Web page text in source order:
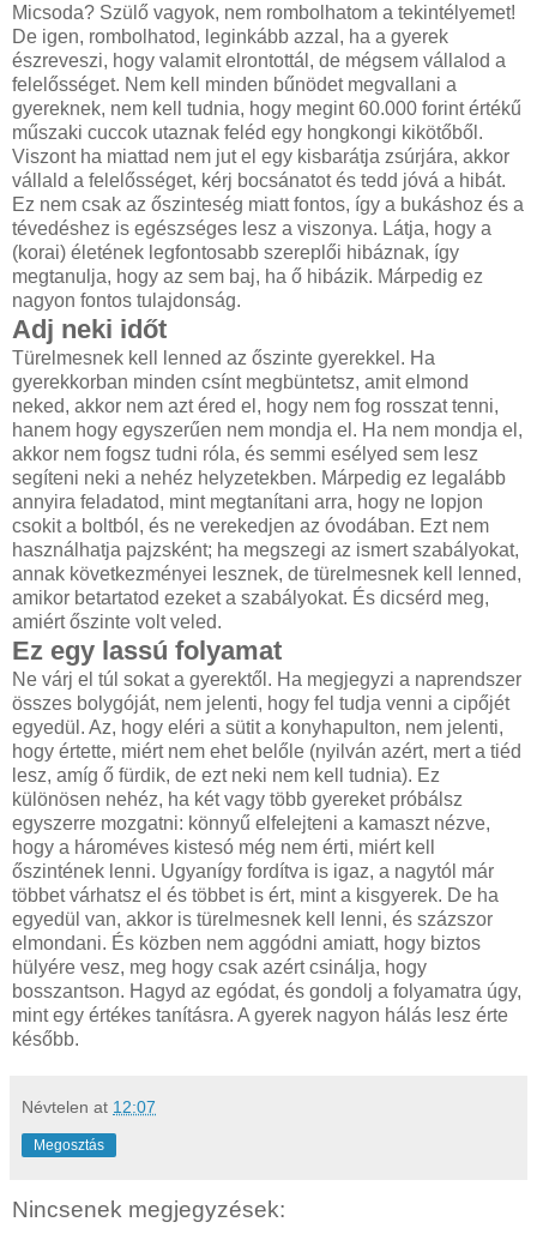
Micsoda? Szülő vagyok, nem rombolhatom a tekintélyemet!
De igen, rombolhatod, leginkább azzal, ha a gyerek
észreveszi, hogy valamit elrontottál, de mégsem vállalod a
felelősséget. Nem kell minden bűnödet megvallani a
gyereknek, nem kell tudnia, hogy megint 60.000 forint értékű
műszaki cuccok utaznak feléd egy hongkongi kikötőből.
Viszont ha miattad nem jut el egy kisbarátja zsúrjára, akkor
vállald a felelősséget, kérj bocsánatot és tedd jóvá a hibát.
Ez nem csak az őszinteség miatt fontos, így a bukáshoz és a
tévedéshez is egészséges lesz a viszonya. Látja, hogy a
(korai) életének legfontosabb szereplői hibáznak, így
megtanulja, hogy az sem baj, ha ő hibázik. Márpedig ez
nagyon fontos tulajdonság.
Adj neki időt
Türelmesnek kell lenned az őszinte gyerekkel. Ha
gyerekkorban minden csínt megbüntetsz, amit elmond
neked, akkor nem azt éred el, hogy nem fog rosszat tenni,
hanem hogy egyszerűen nem mondja el. Ha nem mondja el,
akkor nem fogsz tudni róla, és semmi esélyed sem lesz
segíteni neki a nehéz helyzetekben. Márpedig ez legalább
annyira feladatod, mint megtanítani arra, hogy ne lopjon
csokit a boltból, és ne verekedjen az óvodában. Ezt nem
használhatja pajzsként; ha megszegi az ismert szabályokat,
annak következményei lesznek, de türelmesnek kell lenned,
amikor betartatod ezeket a szabályokat. És dicsérd meg,
amiért őszinte volt veled.
Ez egy lassú folyamat
Ne várj el túl sokat a gyerektől. Ha megjegyzi a naprendszer
összes bolygóját, nem jelenti, hogy fel tudja venni a cipőjét
egyedül. Az, hogy eléri a sütit a konyhapulton, nem jelenti,
hogy értette, miért nem ehet belőle (nyilván azért, mert a tiéd
lesz, amíg ő fürdik, de ezt neki nem kell tudnia). Ez
különösen nehéz, ha két vagy több gyereket próbálsz
egyszerre mozgatni: könnyű elfelejteni a kamaszt nézve,
hogy a hároméves kistesó még nem érti, miért kell
őszintének lenni. Ugyanígy fordítva is igaz, a nagytól már
többet várhatsz el és többet is ért, mint a kisgyerek. De ha
egyedül van, akkor is türelmesnek kell lenni, és százszor
elmondani. És közben nem aggódni amiatt, hogy biztos
hülyére vesz, meg hogy csak azért csinálja, hogy
bosszantson. Hagyd az egódat, és gondolj a folyamatra úgy,
mint egy értékes tanításra. A gyerek nagyon hálás lesz érte
később.
Névtelen at 12:07
Megosztás
Nincsenek megjegyzések: